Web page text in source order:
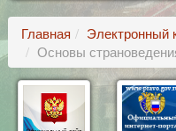
Главная
Электронный
Основы